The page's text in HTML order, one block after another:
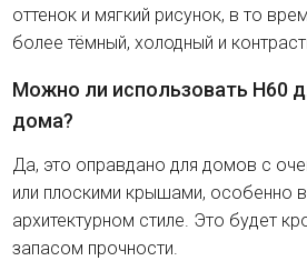
оттенок и мягкий рисунок, в то
более тёмный, холодный и
Можно ли использовать H60
дома?
Да, это оправдано для домов с
или плоскими крышами, особенно
архитектурном стиле. Это будет
запасом прочности.